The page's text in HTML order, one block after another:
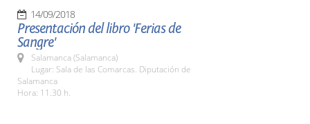
14/09/2018
Presentación del libro 'Ferias de
Sangre'
Salamanca (Salamanca)
Lugar: Sala de las Comarcas. Diputación de
Salamanca
Hora: 11.30 h.